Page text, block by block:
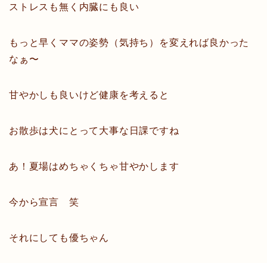
ストレスも無く内臓にも良い
もっと早くママの姿勢（気持ち）を変えれば良かった
なぁ〜
甘やかしも良いけど健康を考えると
お散歩は犬にとって大事な日課ですね
あ！夏場はめちゃくちゃ甘やかします
今から宣言 笑
それにしても優ちゃん